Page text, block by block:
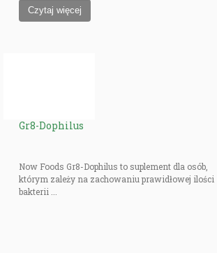
Gr8-Dophilus
Now Foods Gr8-Dophilus to suplement dla osób,
którym zależy na zachowaniu prawidłowej ilości
bakterii ...